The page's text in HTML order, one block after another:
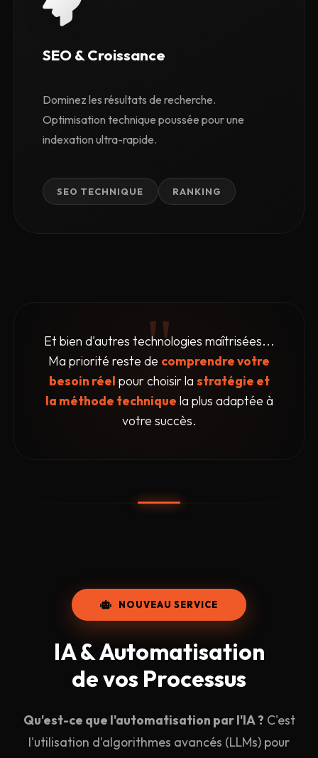
SEO & Croissance
Dominez les résultats de recherche.
Optimisation technique poussée pour une
indexation ultra-rapide.
SEO TECHNIQUE RANKING
Et bien d'autres technologies maîtrisées...
Ma priorité reste de comprendre votre
besoin réel pour choisir la stratégie et
la méthode technique la plus adaptée à
votre succès.
NOUVEAU SERVICE
IA &Automatisation
de vos Processus
Qu'est-ce que l'automatisation par l'IA ? C'est
l'utilisation d'algorithmes avancés (LLMs) pour